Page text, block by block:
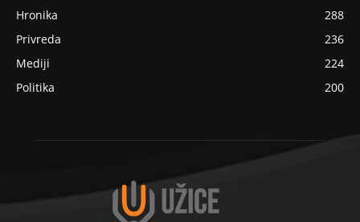
Hronika
288
Privreda
236
Mediji
224
Politika
200